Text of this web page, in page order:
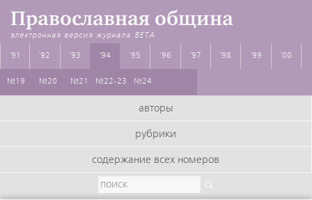
Православная община
электронная версия журнала BETA
'91 '92 '93 '94
№19 №20 №21 №22-23 №24
'95 '96 '97 '98 '99 '00
авторы
рубрики
содержание всех номеров